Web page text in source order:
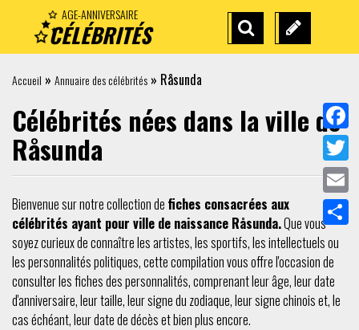
AGE-ANNIVERSAIRE
CÉLÉBRITÉS
RECHERCHE SUGGÉREZ
Accueil » Annuaire des célébrités » Råsunda
Célébrités nées dans la ville de
Råsunda
Bienvenue sur notre collection de fiches consacrées aux
célébrités ayant pour ville de naissance Råsunda.Que vous
soyez curieux de connaître les artistes, les sportifs, les intellectuels ou
les personnalités politiques, cette compilation vous offre l'occasion de
consulter les fiches des personnalités, comprenant leur âge, leur date
d'anniversaire, leur taille, leur signe du zodiaque, leur signe chinois et, le
cas échéant, leur date de décès et bien plus encore.
Twitter
Email